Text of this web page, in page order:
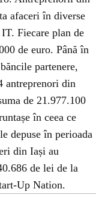
afaceri în diverse
Fiecare plan de
de euro. Până în
partenere,
antreprenori din
de 21.977.100
în ceea ce
depuse în perioada
din Iași au
de lei de la
Up Nation.